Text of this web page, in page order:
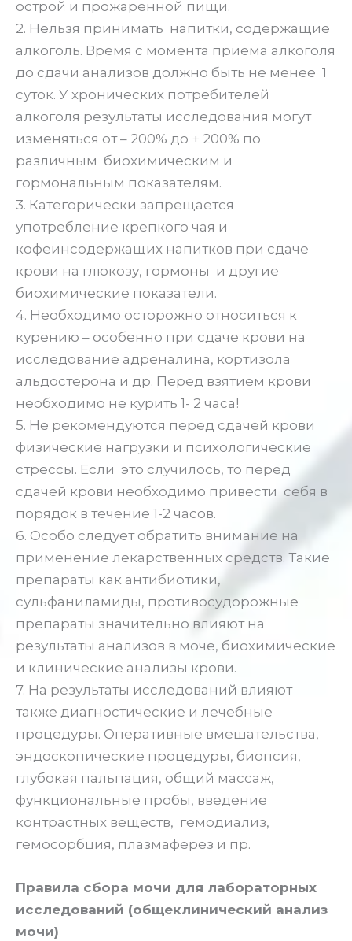
острой и прожаренной пищи.
2. Нельзя принимать напитки, содержащие
алкоголь. Время с момента приема алкоголя
до сдачи анализов должно быть не менее 1
суток. У хронических потребителей
алкоголя результаты исследования могут
изменяться от – 200% до + 200% по
различным биохимическим и
гормональным показателям.
3. Категорически запрещается
употребление крепкого чая и
кофеинсодержащих напитков при сдаче
крови на глюкозу, гормоны и другие
биохимические показатели.
4. Необходимо осторожно относиться к
курению – особенно при сдаче крови на
исследование адреналина, кортизола
альдостерона и др. Перед взятием крови
необходимо не курить 1- 2 часа!
5. Не рекомендуются перед сдачей крови
физические нагрузки и психологические
стрессы. Если это случилось, то перед
сдачей крови необходимо привести себя в
порядок в течение 1-2 часов.
6. Особо следует обратить внимание на
применение лекарственных средств. Такие
препараты как антибиотики,
сульфаниламиды, противосудорожные
препараты значительно влияют на
результаты анализов в моче, биохимические
и клинические анализы крови.
7. На результаты исследований влияют
также диагностические и лечебные
процедуры. Оперативные вмешательства,
эндоскопические процедуры, биопсия,
глубокая пальпация, общий массаж,
функциональные пробы, введение
контрастных веществ, гемодиализ,
гемосорбция, плазмаферез и пр.
Правила сбора мочи для лабораторных
исследований (общеклинический анализ
мочи)